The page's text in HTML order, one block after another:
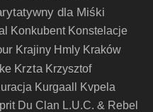
dla Miśki
Konkubent Konstelacje
Krajiny Hmly Kraków
Krzta Krzysztof
Kurgaall
Kvpela
Du Clan L.U.C. & Rebel